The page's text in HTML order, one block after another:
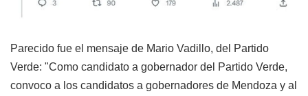
Parecido fue el mensaje de Mario Vadillo, del Partido
Verde: "Como candidato a gobernador del Partido Verde,
convoco a los candidatos a gobernadores de Mendoza y al